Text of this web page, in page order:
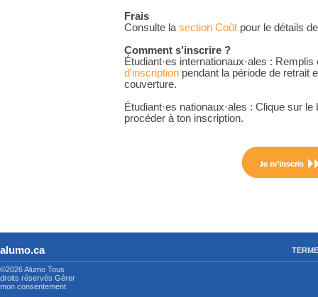
Frais
Consulte la section Coût pour le détails
Comment s’inscrire ?
Étudiant·es internationaux·ales :
d’inscription pendant la période de retrait
couverture.
Étudiant·es nationaux·ales : Clique sur
procéder à ton inscription.
alumo.ca
©2026 Alumo Tous
droits réservés Gérer
mon consentement